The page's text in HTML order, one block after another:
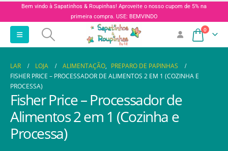
Bem vindo à Sapatinhos & Roupinhas! Aproveite o nosso cupom de 5% na
primeira compra. USE: BEMVINDO
0
LAR LOJA ALIMENTAÇÃO, PREPARO DE PAPINHAS
FISHER PRICE – PROCESSADOR DE ALIMENTOS 2 EM 1 (COZINHA E
PROCESSA)
Fisher Price – Processador de
Alimentos 2 em 1 (Cozinha e
Processa)